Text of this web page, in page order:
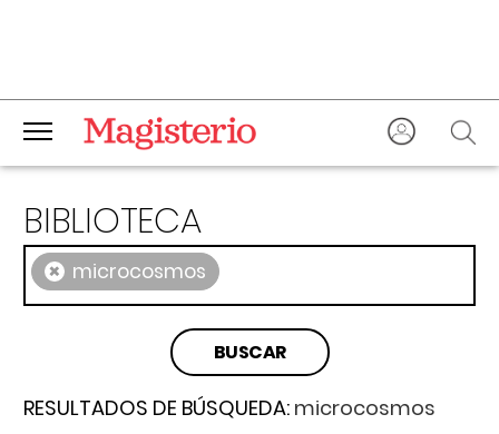
BIBLIOTECA
× microcosmos
RESULTADOS DE BÚSQUEDA: microcosmos